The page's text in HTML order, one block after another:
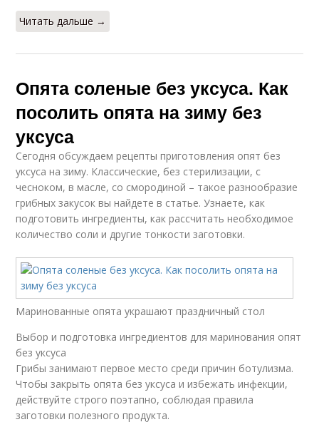
Читать дальше →
Опята соленые без уксуса. Как
посолить опята на зиму без
уксуса
Сегодня обсуждаем рецепты приготовления опят без
уксуса на зиму. Классические, без стерилизации, с
чесноком, в масле, со смородиной – такое разнообразие
грибных закусок вы найдете в статье. Узнаете, как
подготовить ингредиенты, как рассчитать необходимое
количество соли и другие тонкости заготовки.
Маринованные опята украшают праздничный стол
Выбор и подготовка ингредиентов для маринования опят
без уксуса
Грибы занимают первое место среди причин ботулизма.
Чтобы закрыть опята без уксуса и избежать инфекции,
действуйте строго поэтапно, соблюдая правила
заготовки полезного продукта.